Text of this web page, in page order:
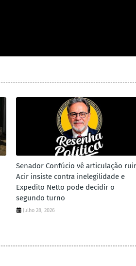
Senador Confúcio vê articulação
Acir insiste contra inelegilidade e
Expedito Netto pode decidir o
segundo turno
Julho 28, 2026